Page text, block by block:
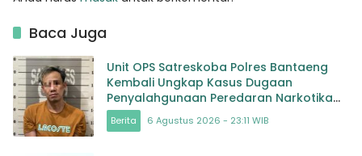
Baca Juga
Unit OPS Satreskoba Polres Bantaeng
Kembali Ungkap Kasus Dugaan
Penyalahgunaan Peredaran Narkotika
Jenis Sabu
Berita 6 Agustus 2026 - 23:11 WIB